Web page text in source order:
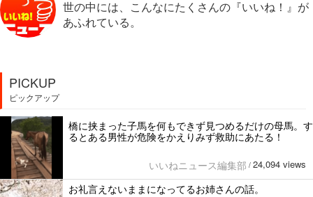
世の中には、こんなにたくさんの『いいね！』が
あふれている。
PICKUP
ピックアップ
橋に挟まった子馬を何もできず見つめるだけの母馬。す
るとある男性が危険をかえりみず救助にあたる！
いいねニュース編集部 / 24,094 views
お礼言えないままになってるお姉さんの話。